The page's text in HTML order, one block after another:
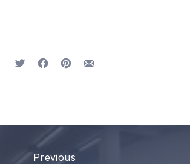
TweetShare on Facebook
Share on Pinterest
Share by Email
Previous